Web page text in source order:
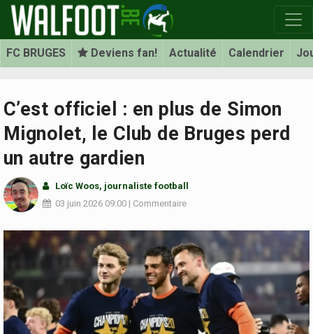
FC BRUGES Deviens fan! Actualité Calendrier
C’est officiel : en plus de Simon
Mignolet, le Club de Bruges perd
un autre gardien
Loïc Woos, journaliste football
03 juin 2026 09:00 | Commentaire